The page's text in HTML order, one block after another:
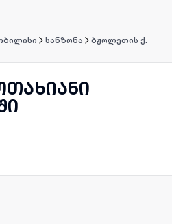
სანზონა ბჟოლეთის ქ.